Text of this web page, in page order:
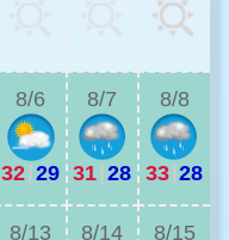
8/6
32 29
8/7
31 28
8/8
33 28
8/13 8/14 8/15